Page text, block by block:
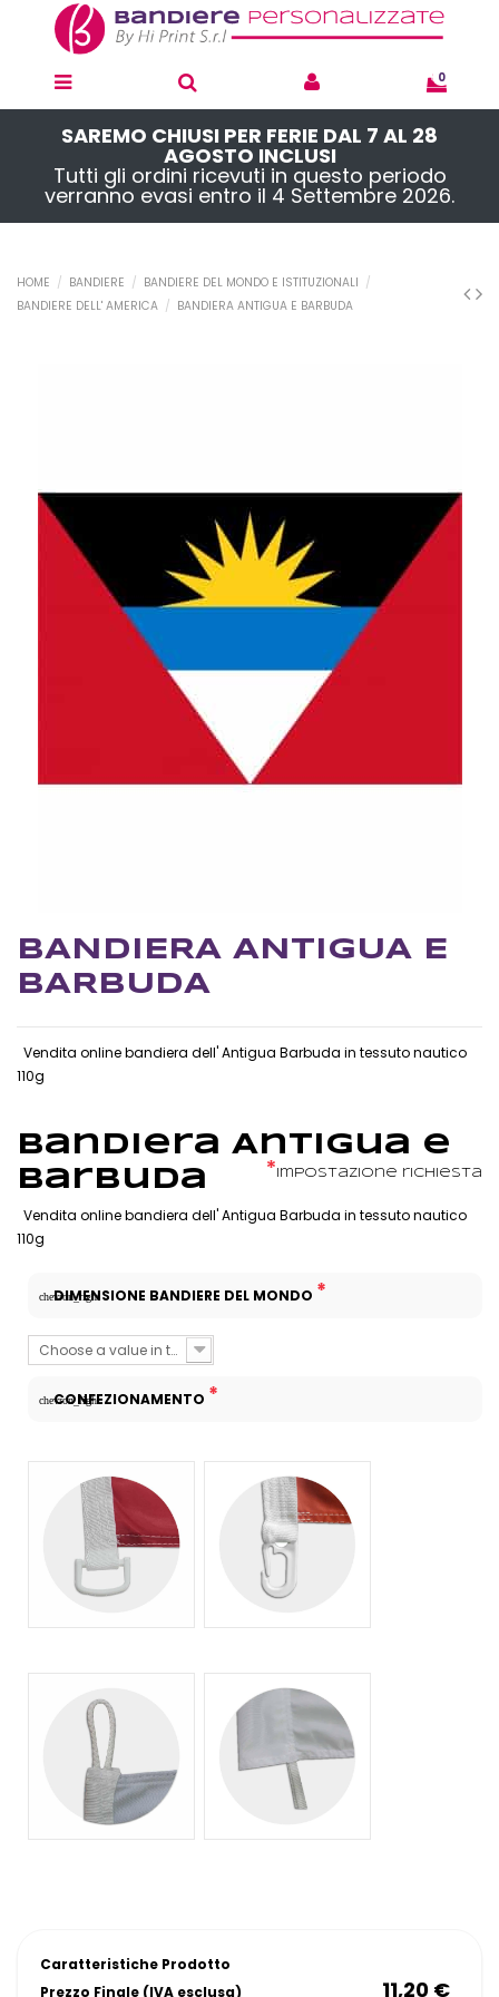
0
SAREMO CHIUSI PER FERIE DAL 7 AL 28
AGOSTO INCLUSI
Tutti gli ordini ricevuti in questo periodo
verranno evasi entro il 4 Settembre 2026.
HOME BANDIERE
BANDIERE DEL MONDO E ISTITUZIONALI
BANDIERE DELL' AMERICA
BANDIERA ANTIGUA E BARBUDA
BANDIERA ANTIGUA E
BARBUDA
Vendita online bandiera dell' Antigua Barbuda in tessuto nautico
110g
Bandiera Antigua e
Barbuda
* Impostazione richiesta
Vendita online bandiera dell' Antigua Barbuda in tessuto nautico
110g
chevron_right
DIMENSIONE BANDIERE DEL MONDO *
Choose a value in the list
chevron_right
CONFEZIONAMENTO *
Caratteristiche Prodotto
Prezzo Finale (IVA esclusa)
11,20 €